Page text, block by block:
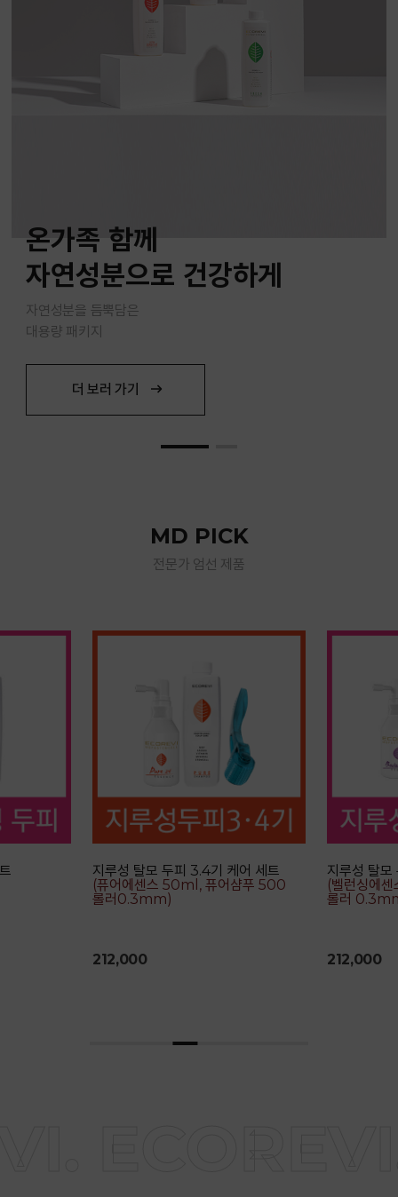
드라이기 매직기의
열손상에도 안전하게
끈적임 없이
바르는 순간 흡수
더 보러 가기
온가족 함께
자연성분으로 건강하게
자연성분을 듬뿍담은
대용량 패키지
더 보러 가기
드라이기 매직기의
열손상에도 안전하게
끈적임 없이
바르는 순간 흡수
더 보러 가기
온가족 함께
자연성분으로 건강하게
자연성분을 듬뿍담은
대용량 패키지
더 보러 가기
MD PICK
전문가 엄선 제품
지루성 탈모 두피 3.4기 케어 세트
(퓨어에센스 50ml, 퓨어샴푸 500ml,
롤러0.3mm)
212,000
지루성 탈모
(벨런싱에
롤러
212,000